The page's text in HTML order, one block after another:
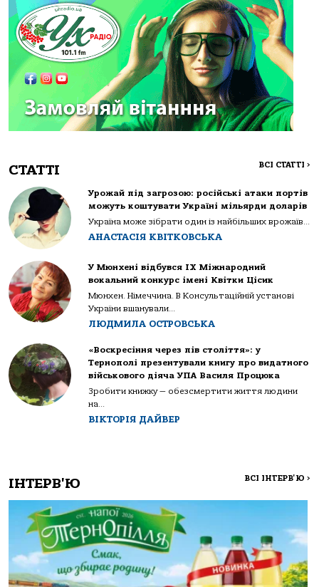
СТАТТІ ВСІ СТАТТІ >
Урожай під загрозою: російські атаки портів
можуть коштувати Україні мільярди доларів
Україна може зібрати один із найбільших врожаїв...
АНАСТАСІЯ КВІТКОВСЬКА
У Мюнхені відбувся IX Міжнародний
вокальний конкурс імені Квітки Цісик
Мюнхен. Німеччина. В Консультаційній установі
України вшанували...
ЛЮДМИЛА ОСТРОВСЬКА
«Воскресіння через пів століття»: у
Тернополі презентували книгу про видатного
військового діяча УПА Василя Процюка
Зробити книжку — обезсмертити життя людини
на...
ВІКТОРІЯ ДАЙВЕР
ІНТЕРВ'Ю ВСІ ІНТЕРВ'Ю >